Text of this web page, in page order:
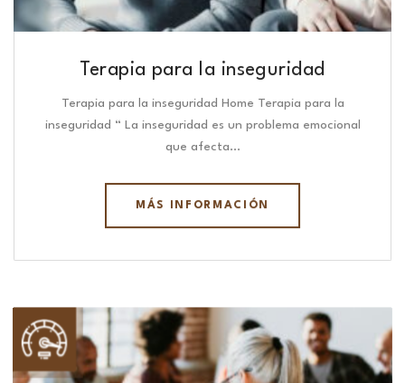
Terapia para la inseguridad
Terapia para la inseguridad Home Terapia para la
inseguridad “ La inseguridad es un problema emocional
que afecta…
MÁS INFORMACIÓN